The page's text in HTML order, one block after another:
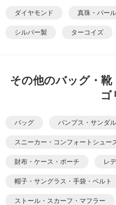
ダイヤモンド 真珠・パール
シルバー製 ターコイズ
その他のバッグ・
ゴ
バッグ パンプス・サンダル
スニーカー・コンフォートシュー
財布・ケース・ポーチ レ
帽子・サングラス・手袋・ベルト
ストール・スカーフ・マフラー